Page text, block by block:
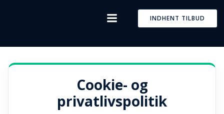
to
INDHENT TILBUD
Cookie- og
privatlivspolitik